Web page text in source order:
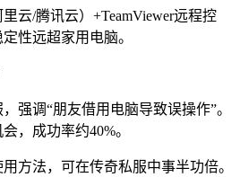
云/腾讯云）+TeamViewer远程控
性远超家用电脑。
强调“朋友借用电脑导致误操作”。
，成功率约40%。
方法，可在传奇私服中事半功倍。